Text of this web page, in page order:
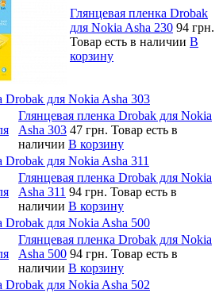
Глянцевая пленка Drobak
для Nokia Asha 230 94 грн.
Товар есть в наличии В
корзину
Drobak для Nokia Asha 303
Глянцевая пленка Drobak для Nokia
Asha 303 47 грн. Товар есть в
наличии В корзину
Drobak для Nokia Asha 311
Глянцевая пленка Drobak для Nokia
Asha 311 94 грн. Товар есть в
наличии В корзину
Drobak для Nokia Asha 500
Глянцевая пленка Drobak для Nokia
Asha 500 94 грн. Товар есть в
наличии В корзину
Drobak для Nokia Asha 502